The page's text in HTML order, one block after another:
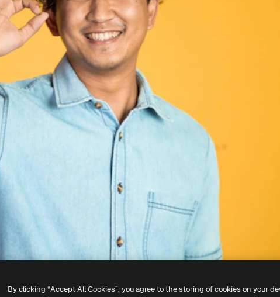
By clicking “Accept All Cookies”, you agree to the storing of cookies on your